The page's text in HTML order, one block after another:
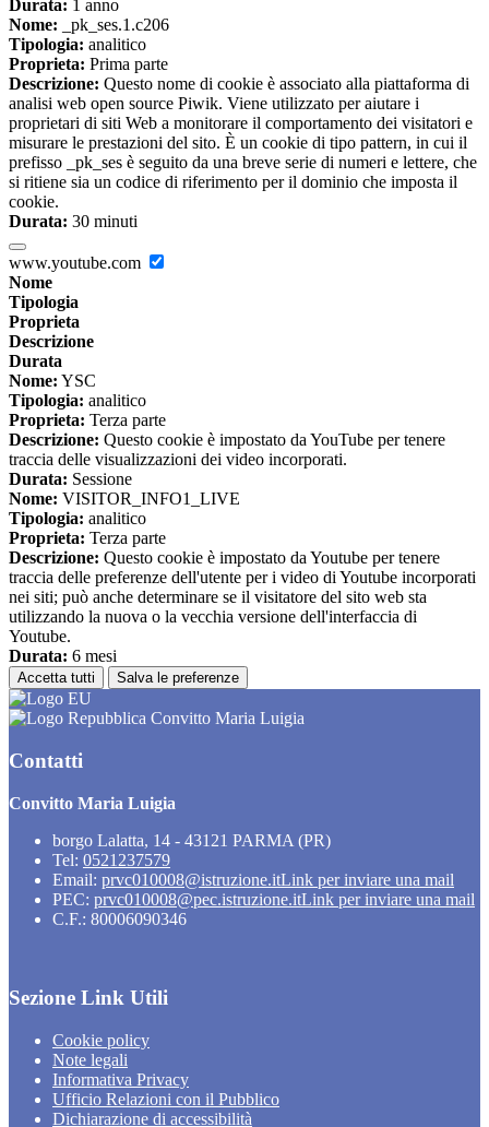
Durata: 1 anno
Nome: _pk_ses.1.c206
Tipologia: analitico
Proprieta: Prima parte
Descrizione: Questo nome di cookie è associato alla piattaforma di
analisi web open source Piwik. Viene utilizzato per aiutare i
proprietari di siti Web a monitorare il comportamento dei visitatori e
misurare le prestazioni del sito. È un cookie di tipo pattern, in cui il
prefisso _pk_ses è seguito da una breve serie di numeri e lettere, che
si ritiene sia un codice di riferimento per il dominio che imposta il
cookie.
Durata: 30 minuti
www.youtube.com
Nome
Tipologia
Proprieta
Descrizione
Durata
Nome: YSC
Tipologia: analitico
Proprieta: Terza parte
Descrizione: Questo cookie è impostato da YouTube per tenere
traccia delle visualizzazioni dei video incorporati.
Durata: Sessione
Nome: VISITOR_INFO1_LIVE
Tipologia: analitico
Proprieta: Terza parte
Descrizione: Questo cookie è impostato da Youtube per tenere
traccia delle preferenze dell'utente per i video di Youtube incorporati
nei siti; può anche determinare se il visitatore del sito web sta
utilizzando la nuova o la vecchia versione dell'interfaccia di
Youtube.
Durata: 6 mesi
Accetta tutti Salva le preferenze
Convitto Maria Luigia
Contatti
Convitto Maria Luigia
borgo Lalatta, 14 - 43121 PARMA (PR)
Tel: 0521237579
Email: prvc010008@istruzione.itLink per inviare una mail
PEC: prvc010008@pec.istruzione.itLink per inviare una mail
C.F.: 80006090346
Sezione Link Utili
Cookie policy
Note legali
Informativa Privacy
Ufficio Relazioni con il Pubblico
Dichiarazione di accessibilità